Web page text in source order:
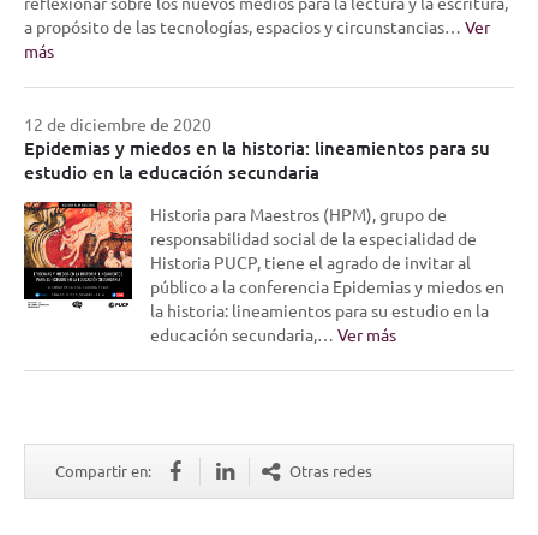
a propósito de las tecnologías, espacios y circunstancias… Ver
más
12 de diciembre de 2020
Epidemias y miedos en la historia: lineamientos para su
estudio en la educación secundaria
Historia para Maestros (HPM), grupo de
responsabilidad social de la especialidad de
Historia PUCP, tiene el agrado de invitar al
público a la conferencia Epidemias y miedos en
la historia: lineamientos para su estudio en la
educación secundaria,… Ver más
Compartir en: Otras redes